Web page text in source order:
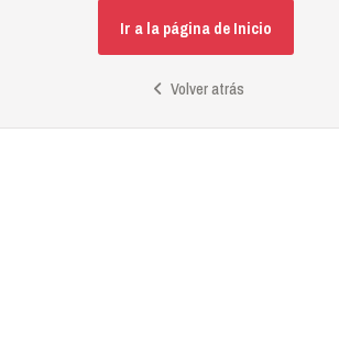
Ir a la página de Inicio
Volver atrás